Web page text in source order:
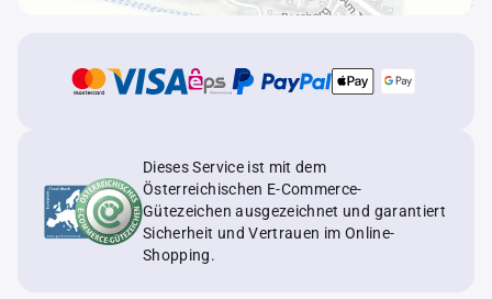
Dieses Service ist mit dem
Österreichischen E-Commerce-
Gütezeichen ausgezeichnet und garantiert
Sicherheit und Vertrauen im Online-
Shopping.